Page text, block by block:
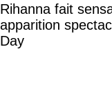
Rihanna fait
apparition
Day